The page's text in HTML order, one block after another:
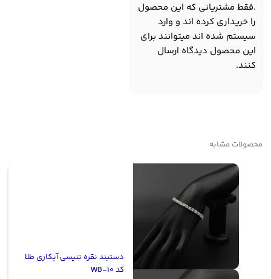
.فقط مشتریانی که این محصول
را خریداری کرده اند و وارد
سیستم شده اند میتوانند برای
این محصول دیدگاه ارسال
کنند.
محصولات مشابه
دستبند نقره تنیسی آبکاری طلا
کد WB-10